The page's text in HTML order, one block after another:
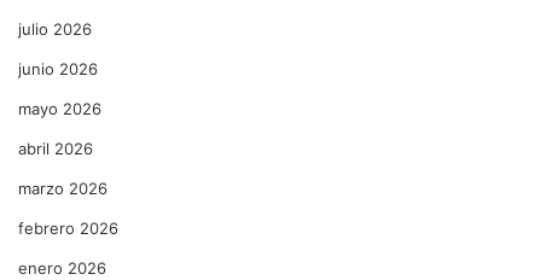
julio 2026
junio 2026
mayo 2026
abril 2026
marzo 2026
febrero 2026
enero 2026